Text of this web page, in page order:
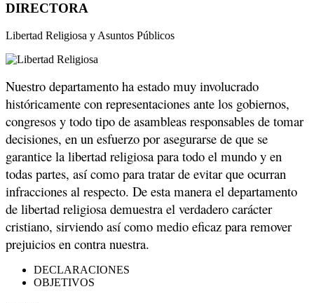
DIRECTORA
Libertad Religiosa y Asuntos Públicos
Nuestro departamento ha estado muy involucrado
históricamente con representaciones ante los gobiernos,
congresos y todo tipo de asambleas responsables de tomar
decisiones, en un esfuerzo por asegurarse de que se
garantice la libertad religiosa para todo el mundo y en
todas partes, así como para tratar de evitar que ocurran
infracciones al respecto. De esta manera el departamento
de libertad religiosa demuestra el verdadero carácter
cristiano, sirviendo así como medio eficaz para remover
prejuicios en contra nuestra.
DECLARACIONES
OBJETIVOS